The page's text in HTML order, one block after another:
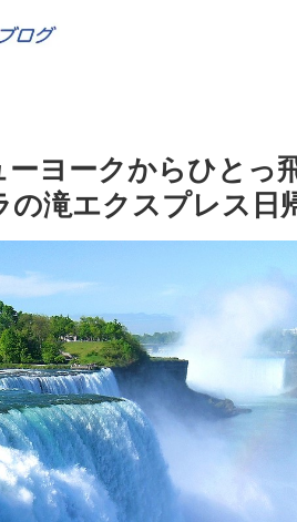
ーヨークからひと
滝エクスプレス日